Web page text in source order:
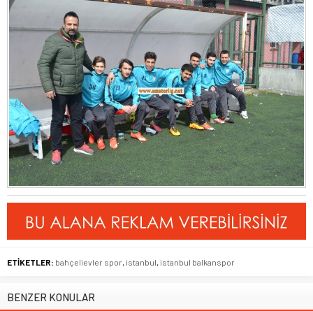
ETİKETLER: bahçelievler spor, istanbul, istanbul balkanspor
BENZER KONULAR